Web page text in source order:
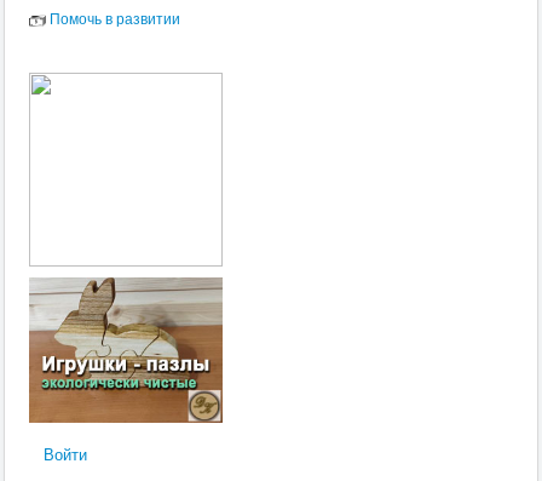
Помочь в развитии
Войти